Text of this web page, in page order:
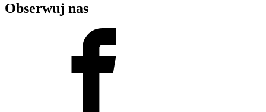
Obserwuj nas